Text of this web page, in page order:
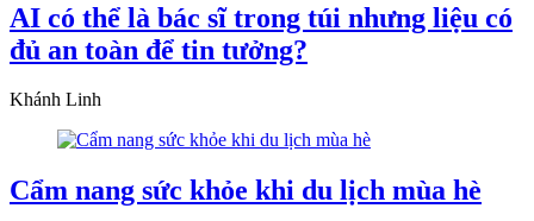
AI có thể là bác sĩ trong túi nhưng liệu có
đủ an toàn để tin tưởng?
Khánh Linh
Cẩm nang sức khỏe khi du lịch mùa hè